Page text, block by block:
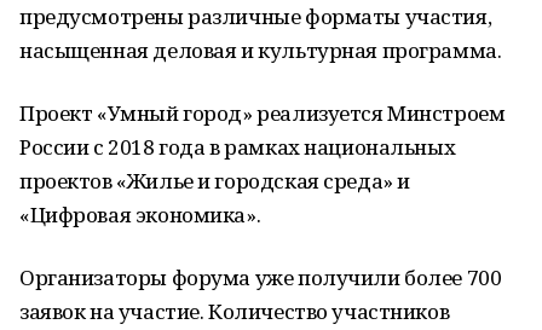
предусмотрены различные форматы участия,
насыщенная деловая и культурная программа.
Проект «Умный город» реализуется Минстроем
России с 2018 года в рамках национальных
проектов «Жилье и городская среда» и
«Цифровая экономика».
Организаторы форума уже получили более 700
заявок на участие. Количество участников